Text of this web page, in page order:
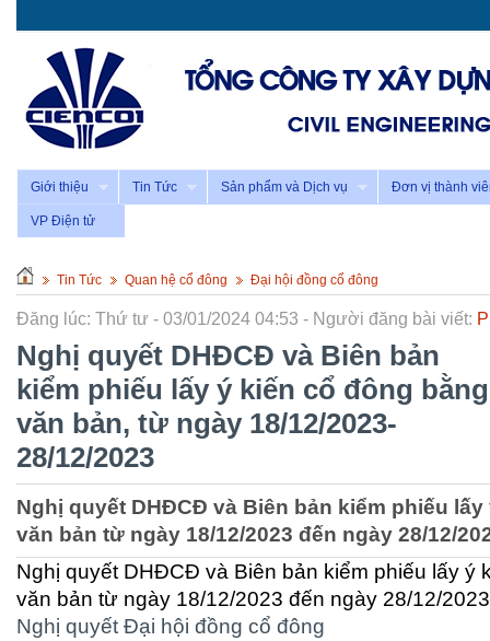
Giới thiệu Tin Tức Sản phẩm và Dịch vụ Đơn vị thành
VP Điện tử
Tin Tức Quan hệ cổ đông Đại hội đồng cổ đông
Đăng lúc: Thứ tư - 03/01/2024 04:53 - Người đăng bài viết:
Nghị quyết DHĐCĐ và Biên bản
kiểm phiếu lấy ý kiến cổ đông bằng
văn bản, từ ngày 18/12/2023-
28/12/2023
Nghị quyết DHĐCĐ và Biên bản kiểm phiếu
văn bản từ ngày 18/12/2023 đến ngày 28/12/
Nghị quyết DHĐCĐ và Biên bản kiểm phiếu lấy ý
văn bản từ ngày 18/12/2023 đến ngày 28/12/2023
Nghị quyết Đại hội đồng cổ đông